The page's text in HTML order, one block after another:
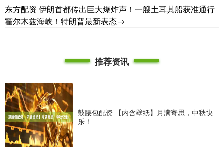
东方配资 伊朗首都传出巨大爆炸声！一艘土耳其船获准通行
霍尔木兹海峡！特朗普最新表态→
推荐资讯
鼓腰包配资 【内含壁纸】月满寄思，中秋快
乐！